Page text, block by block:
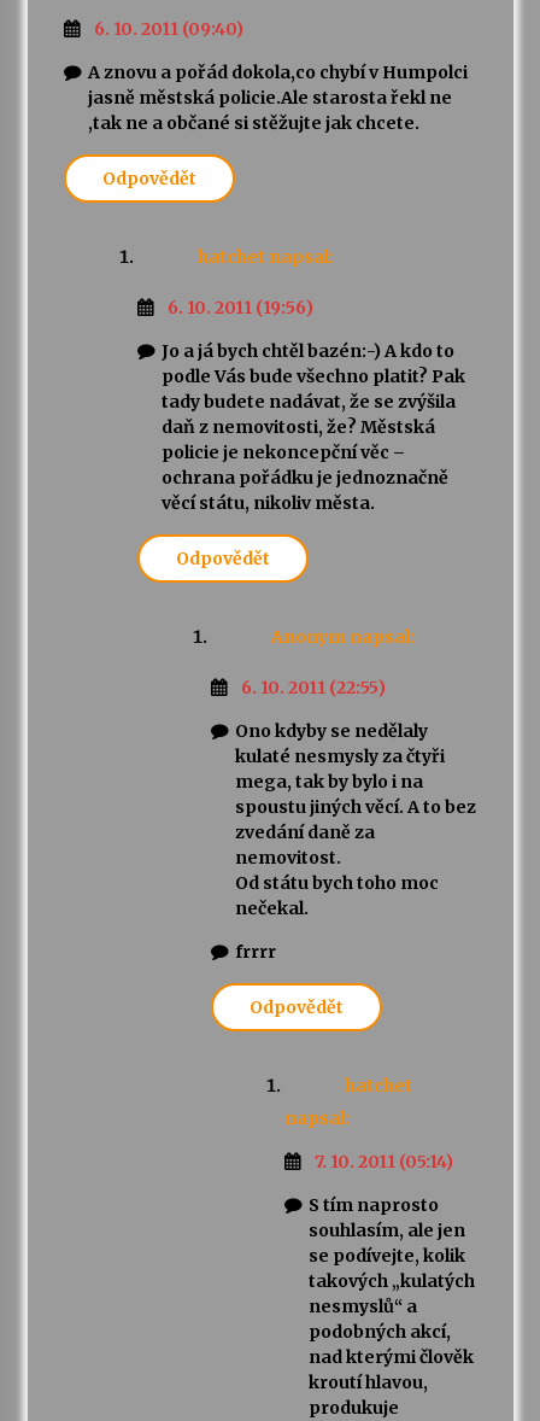
6. 10. 2011 (09:40)
A znovu a pořád dokola,co chybí v Humpolci
jasně městská policie.Ale starosta řekl ne
,tak ne a občané si stěžujte jak chcete.
Odpovědět
hatchet napsal:
6. 10. 2011 (19:56)
Jo a já bych chtěl bazén:-) A kdo to
podle Vás bude všechno platit? Pak
tady budete nadávat, že se zvýšila
daň z nemovitosti, že? Městská
policie je nekoncepční věc –
ochrana pořádku je jednoznačně
věcí státu, nikoliv města.
Odpovědět
Anonym napsal:
6. 10. 2011 (22:55)
Ono kdyby se nedělaly
kulaté nesmysly za čtyři
mega, tak by bylo i na
spoustu jiných věcí. A to bez
zvedání daně za
nemovitost.
Od státu bych toho moc
nečekal.
frrrr
Odpovědět
hatchet
napsal:
7. 10. 2011 (05:14)
S tím naprosto
souhlasím, ale jen
se podívejte, kolik
takových „kulatých
nesmyslů“ a
podobných akcí,
nad kterými člověk
kroutí hlavou,
produkuje